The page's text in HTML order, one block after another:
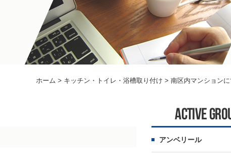
ホーム > キッチン・トイレ・浴槽取り付け > 南区内マンション
ACTIVE
アンベリール